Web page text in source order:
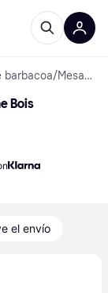
barbacoa/ Mesas Auxiliares para Barbacoa
Bois
el envío